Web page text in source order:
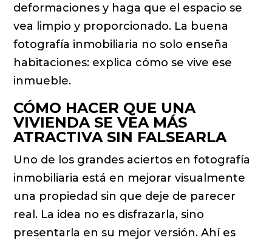
deformaciones y haga que el espacio se
vea limpio y proporcionado. La buena
fotografía inmobiliaria no solo enseña
habitaciones: explica cómo se vive ese
inmueble.
CÓMO HACER QUE UNA
VIVIENDA SE VEA MÁS
ATRACTIVA SIN FALSEARLA
Uno de los grandes aciertos en fotografía
inmobiliaria está en mejorar visualmente
una propiedad sin que deje de parecer
real. La idea no es disfrazarla, sino
presentarla en su mejor versión. Ahí es